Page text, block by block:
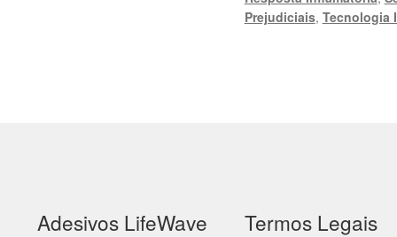
Prejudiciais, Tecnologia
Adesivos LifeWave Termos Legais